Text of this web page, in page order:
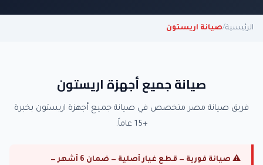
الرئيسية/صيانة اريستون
صيانة جميع أجهزة اريستون
فريق صيانة مصر متخصص في صيانة جميع أجهزة اريستون بخبرة
+15 عاماً.
⚠ صيانة فورية — قطع غيار أصلية — ضمان 6 أشهر —